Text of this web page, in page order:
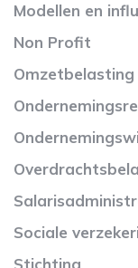
Modellen en
Non Profit
Omzetbelasting
Sociale
Stichting